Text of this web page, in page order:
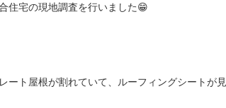
住宅の現地調査を行いました😁
ート屋根が割れていて、ルーフィングシートが見